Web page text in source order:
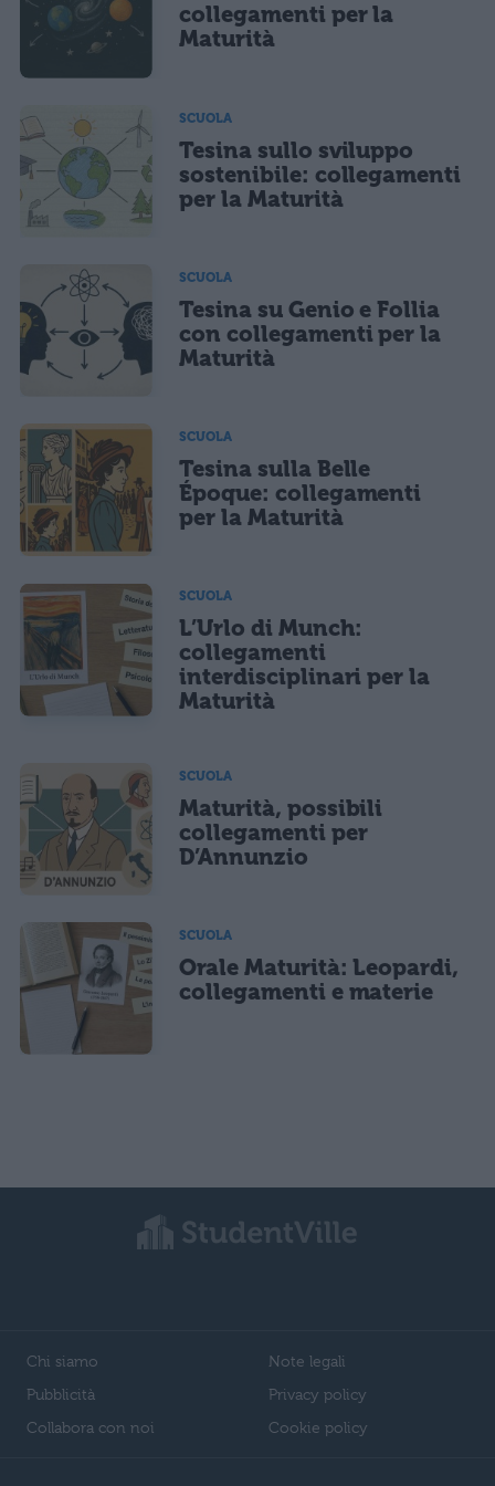
collegamenti per la
Maturità
SCUOLA
Tesina sullo sviluppo
sostenibile: collegamenti
per la Maturità
SCUOLA
Tesina su Genio e Follia
con collegamenti per la
Maturità
SCUOLA
Tesina sulla Belle
Époque: collegamenti
per la Maturità
SCUOLA
L’Urlo di Munch:
collegamenti
interdisciplinari per la
Maturità
SCUOLA
Maturità, possibili
collegamenti per
D’Annunzio
SCUOLA
Orale Maturità: Leopardi,
collegamenti e materie
Chi siamo
Pubblicità
Collabora con noi
Note legali
Privacy policy
Cookie policy